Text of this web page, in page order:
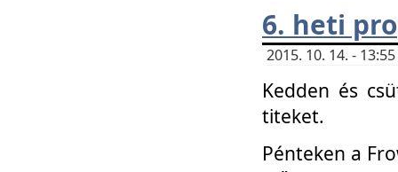
6. heti
2015. 10. 14. -
Kedden és
titeket.
Pénteken a